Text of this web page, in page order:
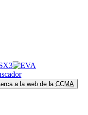
a la web de la CCMA